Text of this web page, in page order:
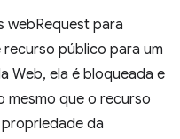
webRequest para
público para um
Web, ela é bloqueada e
mesmo que o recurso
propriedade da